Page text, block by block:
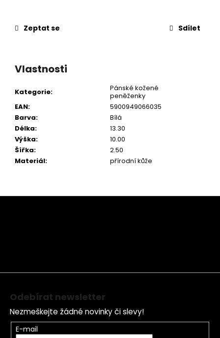
Zeptat se Sdílet
Vlastnosti
Kategorie:
Pánské kožené
peněženky
EAN:
5900949066035
Barva:
Bílá
Délka:
13.30
Výška:
10.00
Šířka:
2.50
Materiál: přírodní kůže
Z
Odebírat newsletter
Nezmeškejte žádné novinky či slevy!
E-mail